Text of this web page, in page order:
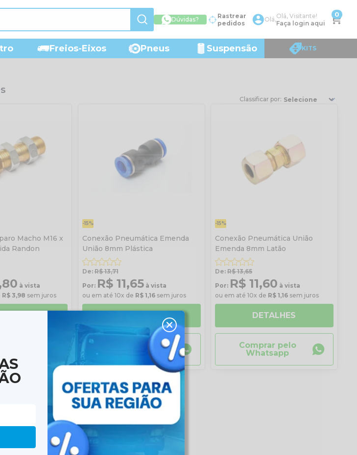
Dúvidas?
Rastrear
pedidos
Olá,Olá, Visitante!
Faça login aqui
0
Freios-Eixos Pneus Suspensão KITS
Classificar por:
Macho M16 x
Randon
à vista
R$ 3,98 sem juros
-15%
Conexão Pneumática Emenda
União 8mm Plástica
De:R$ 13,71
Por: R$ 11,65à vista
ou em até 10x de R$ 1,16sem juros
Comprar pelo
Whatsapp
-15%
Conexão Pneumática União
Emenda 8mm Latão
De: R$ 13,65
Por: R$ 11,60 à vista
ou em até 10x de R$ 1,16sem juros
DETALHES
Comprar pelo
Whatsapp